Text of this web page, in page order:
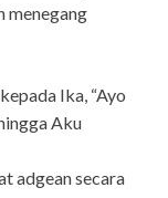
menegang
Ika, “Ayo
Aku
adgean secara